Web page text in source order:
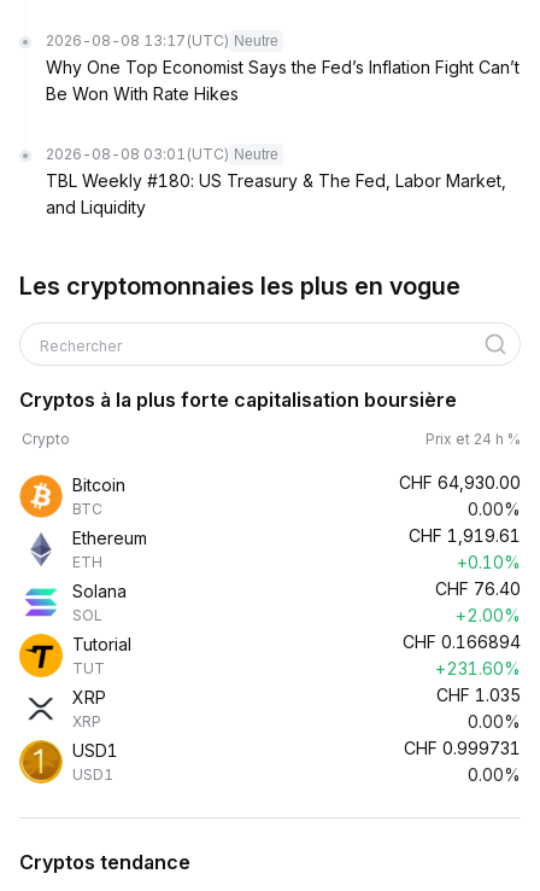
2026-08-08 13:17 (UTC) Neutre
Why One Top Economist Says the Fed’s Inflation Fight Can’t
Be Won With Rate Hikes
2026-08-08 03:01 (UTC) Neutre
TBL Weekly #180: US Treasury & The Fed, Labor Market,
and Liquidity
Les cryptomonnaies les plus en vogue
Rechercher
Cryptos à la plus forte capitalisation boursière
Crypto Prix et 24 h %
Bitcoin
BTC
CHF 64,930.00
0.00%
Ethereum
ETH
CHF 1,919.61
+0.10%
Solana
SOL
CHF 76.40
+2.00%
Tutorial
TUT
CHF 0.166894
+231.60%
XRP
XRP
CHF 1.035
0.00%
USD1
USD1
CHF 0.999731
0.00%
Cryptos tendance